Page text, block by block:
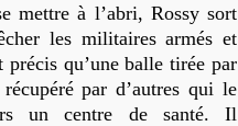
mettre à l’abri, Rossy sort
les militaires armés et
qu’une balle tirée par
par d’autres qui le
un centre de santé. Il